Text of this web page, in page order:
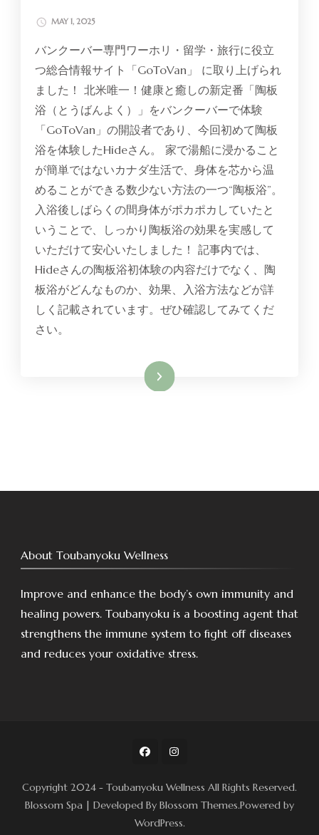
MAY 1, 2025
バンクーバー専門ワーホリ・留学・旅行に役立
つ総合情報サイト「GoToVan」 に取り上げられ
ました！ 北米唯一！健康と癒しの新定番「陶板
浴（とうばんよく）」をバンクーバーで体験
「GoToVan」の開設者であり、今回初めて陶板
浴を体験したHideさん。 家で湯船に浸かること
が簡単ではないカナダ生活で、身体を芯から温
めることができる数少ない方法の一つ“陶板浴”。
入浴後しばらくの間身体がポカポカしていたと
いうことで、しっかり陶板浴の効果を実感して
いただけて安心いたしました！ 記事内では、
Hideさんの陶板浴初体験の内容だけでなく、陶
板浴がどんなものか、効果、入浴方法などが詳
しく記載されています。ぜひ確認してみてくだ
さい。
Read More
About Toubanyoku Wellness
Improve and enhance the body’s own immunity and
healing powers. Toubanyoku is a boosting agent that
strengthens the immune system to fight off diseases
and reduces your oxidative stress.
Copyright 2024 - Toubanyoku Wellness All Rights Reserved.
Blossom Spa | Developed By Blossom Themes.Powered by
WordPress.